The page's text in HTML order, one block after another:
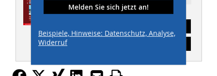
Melden Sie sich jetzt an!
Beispiele, Hinweise: Datenschutz, Analyse,
Widerruf